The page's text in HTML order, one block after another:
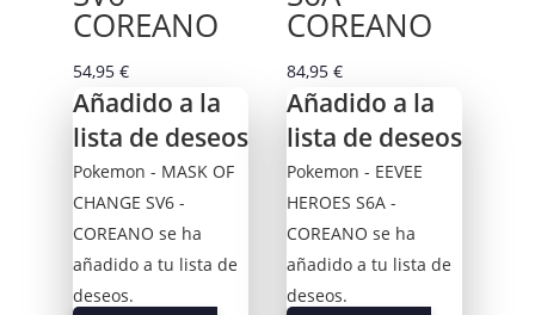
COREANO
54,95 €
Añadido a la
lista de deseos
Pokemon - MASK OF
CHANGE SV6 -
COREANO se ha
añadido a tu lista de
deseos.
COREANO
84,95 €
Añadido a la
lista de deseos
Pokemon - EEVEE
HEROES S6A -
COREANO se ha
añadido a tu lista de
deseos.